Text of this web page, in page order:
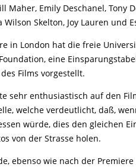
Maher, Emily Deschanel, Tony
Wilson Skelton, Joy Lauren und
in London hat die freie
eine
Films vorgestellt.
sehr enthusiastisch auf den
welche verdeutlicht, daß,
würde, dies den gleichen
von der Strasse holen.
ebenso wie nach der